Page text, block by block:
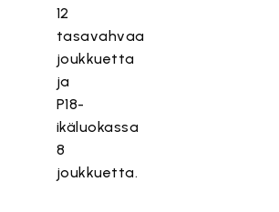
12
tasavahvaa
joukkuetta
ja
P18-
ikäluokassa
8
joukkuetta.